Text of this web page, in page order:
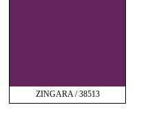
ZINGARA / 38513